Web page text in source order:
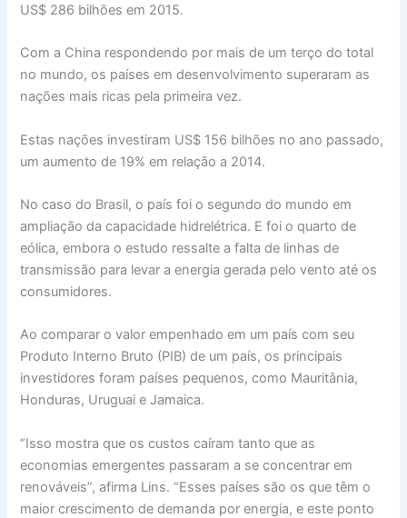
US$ 286 bilhões em 2015.
Com a China respondendo por mais de um terço do total
no mundo, os países em desenvolvimento superaram as
nações mais ricas pela primeira vez.
Estas nações investiram US$ 156 bilhões no ano passado,
um aumento de 19% em relação a 2014.
No caso do Brasil, o país foi o segundo do mundo em
ampliação da capacidade hidrelétrica. E foi o quarto de
eólica, embora o estudo ressalte a falta de linhas de
transmissão para levar a energia gerada pelo vento até os
consumidores.
Ao comparar o valor empenhado em um país com seu
Produto Interno Bruto (PIB) de um país, os principais
investidores foram países pequenos, como Mauritânia,
Honduras, Uruguai e Jamaica.
“Isso mostra que os custos caíram tanto que as
economias emergentes passaram a se concentrar em
renováveis”, afirma Lins. “Esses países são os que têm o
maior crescimento de demanda por energia, e este ponto